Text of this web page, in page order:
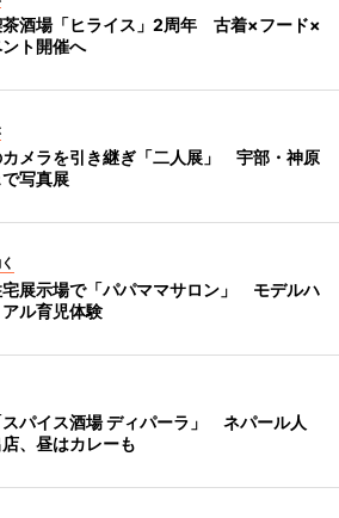
茶酒場「ヒライス」2周年 古着×フード×
ト開催へ
メラを引き継ぎ「二人展」 宇部・神原
写真展
展示場で「パパママサロン」 モデルハ
ル育児体験
パイス酒場 ディパーラ」 ネパール人
、昼はカレーも